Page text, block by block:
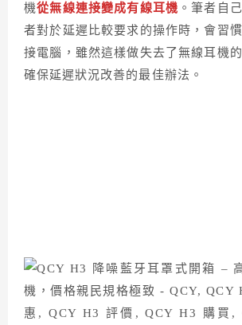
機從無線連接變成有線耳機 。筆者自
者對於延遲比較要求的操作時，會習
接電腦，雖然這樣做失去了無線耳機
確保延遲狀況改善的最佳辦法。